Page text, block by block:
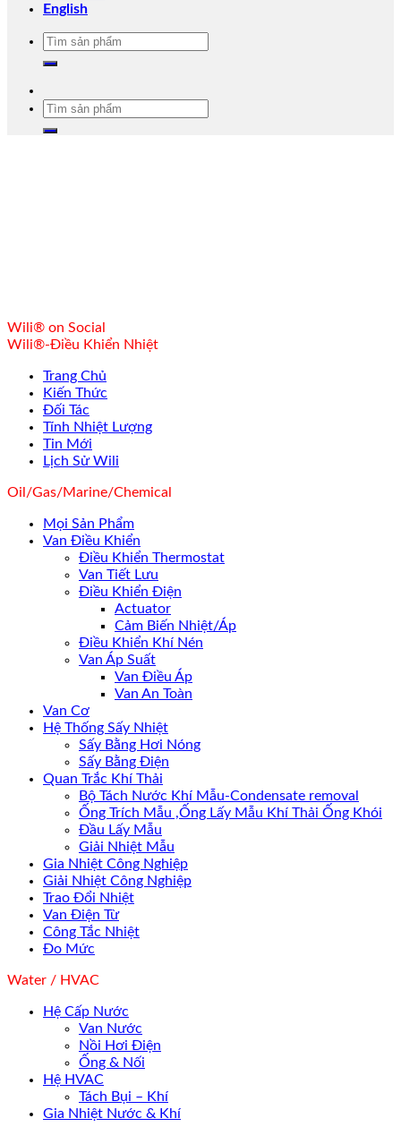
English
Tìm
Tìm
Wili® on Social
Wili®-Điều Khiển Nhiệt
Trang Chủ
Kiến Thức
Đối Tác
Tính Nhiệt Lượng
Tin Mới
Lịch Sử Wili
Oil/Gas/Marine/Chemical
Mọi Sản Phẩm
Van Điều Khiển
Điều Khiển Thermostat
Van Tiết Lưu
Điều Khiển Điện
Actuator
Cảm Biến Nhiệt/Áp
Điều Khiển Khí Nén
Van Áp Suất
Van Điều Áp
Van An Toàn
Van Cơ
Hệ Thống Sấy Nhiệt
Sấy Bằng Hơi Nóng
Sấy Bằng Điện
Quan Trắc Khí Thải
Bộ Tách Nước Khí Mẫu-Condensate removal
Ống Trích Mẫu ,Ống Lấy Mẫu Khí Thải Ống Khói
Đầu Lấy Mẫu
Giải Nhiệt Mẫu
Gia Nhiệt Công Nghiệp
Giải Nhiệt Công Nghiệp
Trao Đổi Nhiệt
Van Điện Từ
Công Tắc Nhiệt
Đo Mức
Water / HVAC
Hệ Cấp Nước
Van Nước
Nồi Hơi Điện
Ống & Nối
Hệ HVAC
Tách Bụi – Khí
Gia Nhiệt Nước & Khí